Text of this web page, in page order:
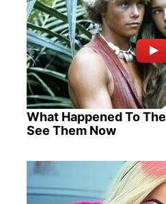
What Happened To
See Them Now